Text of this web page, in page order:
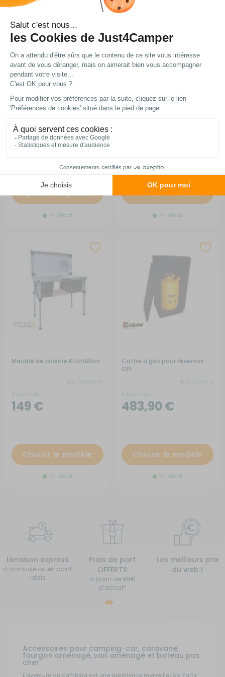
Mini four à gaz 420 Oven
499,99 €
Ajouter au panier
En stock
Table de camping pliante
Modèle Bambou valise
Choisir le modèle
En stock
Meuble de cuisine Kitch&Box
149 €
Choisir le modèle
En stock
Coffre à gaz pour réservoir
GPL
483,90 €
Choisir le modèle
En stock
Livraison express
à domicile ou en point
relais
Frais de port
OFFERTS
à partir de 99€
d’achat*
Les meilleurs prix
du web !
Accessoires pour camping-car, caravane,
fourgon aménagé, van aménagé et bateau pas
cher
L'aventure du camping est une expérience merveilleuse. Partir